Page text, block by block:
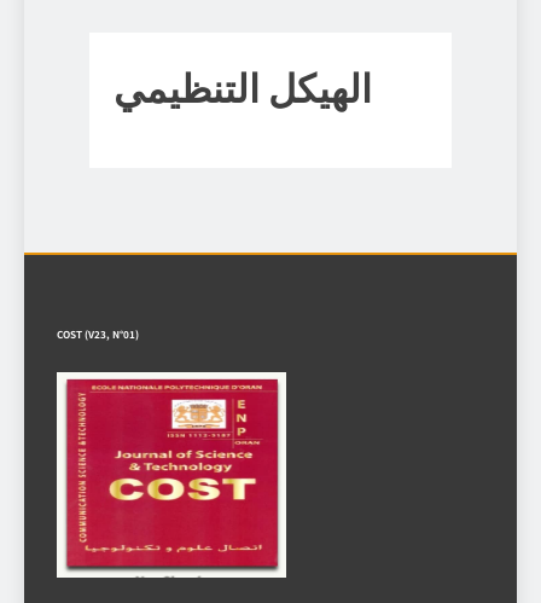
الهيكل التنظيمي
COST (V23, N°01)